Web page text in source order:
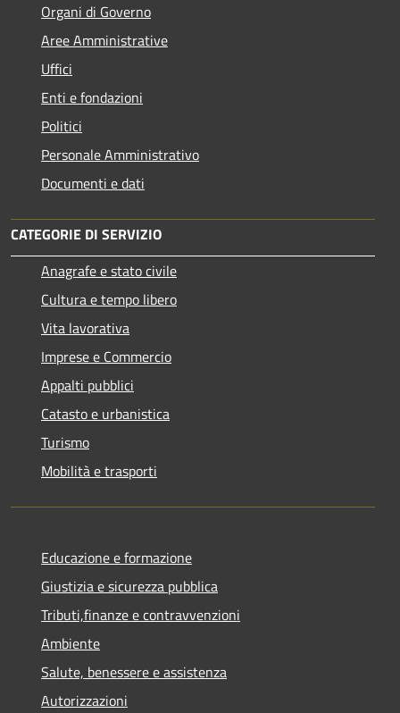
Organi di Governo
Aree Amministrative
Uffici
Enti e fondazioni
Politici
Personale Amministrativo
Documenti e dati
CATEGORIE DI SERVIZIO
Anagrafe e stato civile
Cultura e tempo libero
Vita lavorativa
Imprese e Commercio
Appalti pubblici
Catasto e urbanistica
Turismo
Mobilità e trasporti
Educazione e formazione
Giustizia e sicurezza pubblica
Tributi,finanze e contravvenzioni
Ambiente
Salute, benessere e assistenza
Autorizzazioni